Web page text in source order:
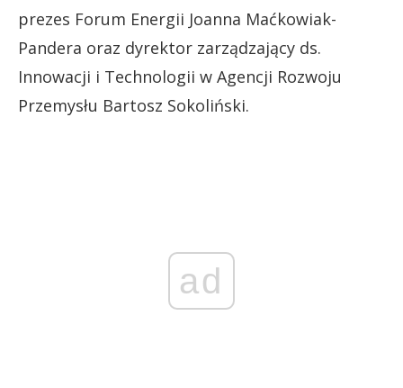
prezes Forum Energii Joanna Maćkowiak-
Pandera oraz dyrektor zarządzający ds.
Innowacji i Technologii w Agencji Rozwoju
Przemysłu Bartosz Sokoliński.
ad